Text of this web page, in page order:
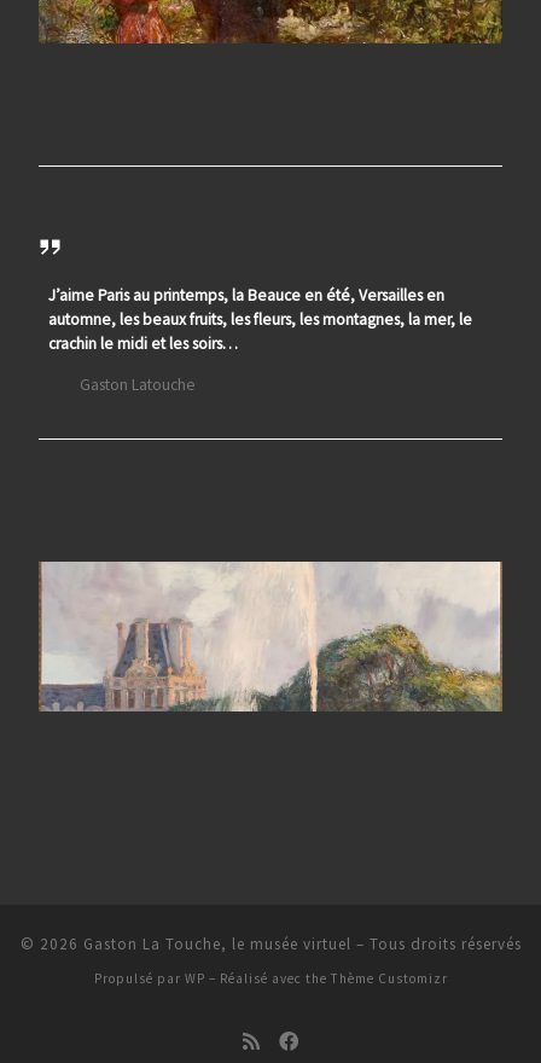
J’aime Paris au printemps, la Beauce en été, Versailles en
automne, les beaux fruits, les fleurs, les montagnes, la mer, le
crachin le midi et les soirs…
Gaston Latouche
© 2026 Gaston La Touche, le musée virtuel – Tous droits réservés
Propulsé par WP – Réalisé avec the Thème Customizr